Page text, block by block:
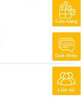
Cửa hàng
Giới thiệu
Liên hệ